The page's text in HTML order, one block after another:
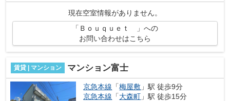
めです。こちらの物件はアパートです。...
現在空室情報がありません。
「Ｂｏｕｑｕｅｔ 」への
お問い合わせはこちら
賃貸 | マンション マンション富士
京急本線 「梅屋敷 」駅 徒歩9分
京急本線 「大森町 」駅 徒歩15分